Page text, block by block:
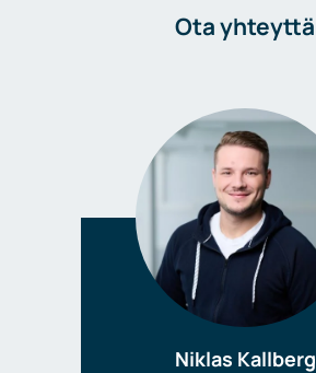
Ota yhteyttä
Niklas Kallberg